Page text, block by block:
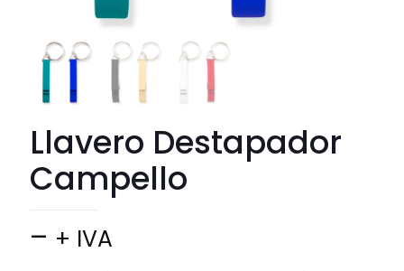
Llavero Destapador
Campello
– Price
+ IVA